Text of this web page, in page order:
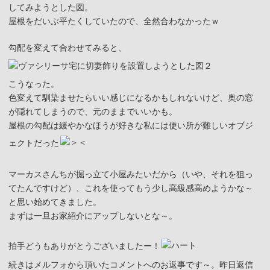
してみようとした図。
屋根をだいぶ平たくしていたので、全然合わなかったｗ
勾配を変えて合わせてみると、
こうなった。
色変えて馴染ませたらいい感じになるかもしれないけど、奥の窓
が隠れてしまうので、元のままでいいかも。
屋根の勾配は緩やかなほうが好きな私には使い所が難しいオブジ
ェクトだった
マーカスさんちが掘っ立て小屋みたいだから（いや、それを狙っ
てたんですけど）、これを使ってもう少し高級感高めようかな～
と思い始めてきました。
まずは一旦お家紹介にアップしないとな～。
拍手どうもありがとうございましたー！
続きはメルフォから頂いたコメントへのお返事です～。昨日返信